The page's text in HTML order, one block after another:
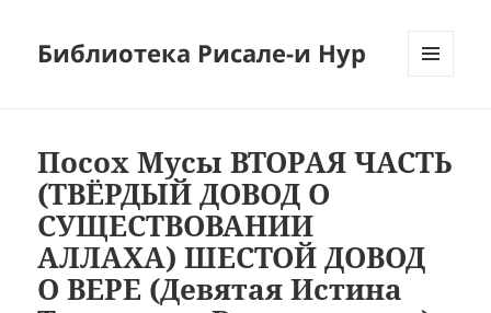
Библиотека Рисале-и Нур
Посох Мусы ВТОРАЯ ЧАСТЬ
(ТВЁРДЫЙ ДОВОД О
СУЩЕСТВОВАНИИ
АЛЛАХА) ШЕСТОЙ ДОВОД
О ВЕРЕ (Девятая Истина